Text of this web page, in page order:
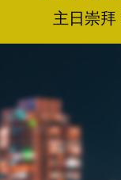
主日崇拜